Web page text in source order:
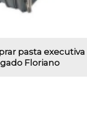
pasta executiva
Floriano